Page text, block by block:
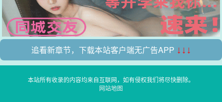
追看新章节，下载本站客户端无广告APP ↓↓↓
本站所有收录的内容均来自互联网，如有侵权我们将尽快删除。
网站地图